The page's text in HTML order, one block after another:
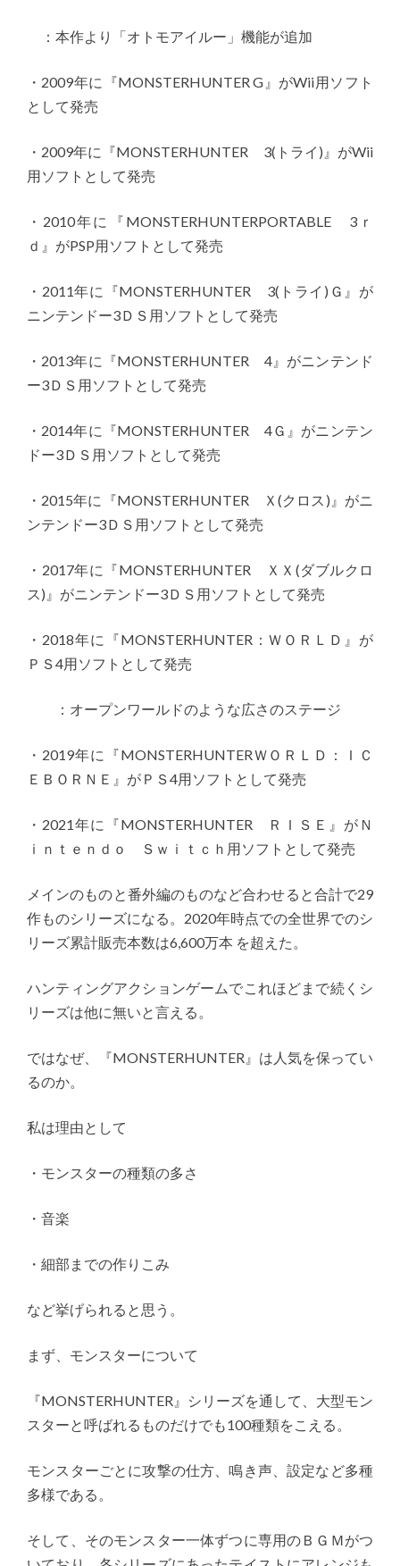
：本作より「オトモアイルー」機能が追加
・2009年に『MONSTERHUNTER G』がWii用ソフト
として発売
・2009年に『MONSTERHUNTER 3(トライ)』がWii
用ソフトとして発売
・2010年に『MONSTERHUNTERPORTABLE 3ｒ
ｄ』がPSP用ソフトとして発売
・2011年に『MONSTERHUNTER 3(トライ)Ｇ』が
ニンテンドー3ＤＳ用ソフトとして発売
・2013年に『MONSTERHUNTER 4』がニンテンド
ー3ＤＳ用ソフトとして発売
・2014年に『MONSTERHUNTER 4Ｇ』がニンテン
ドー3ＤＳ用ソフトとして発売
・2015年に『MONSTERHUNTER Ｘ(クロス)』がニ
ンテンドー3ＤＳ用ソフトとして発売
・2017年に『MONSTERHUNTER ＸＸ(ダブルクロ
ス)』がニンテンドー3ＤＳ用ソフトとして発売
・2018年に『MONSTERHUNTER：ＷＯＲＬＤ』が
ＰＳ4用ソフトとして発売
：オープンワールドのような広さのステージ
・2019年に『MONSTERHUNTERＷＯＲＬＤ：ＩＣ
ＥＢＯＲＮＥ』がＰＳ4用ソフトとして発売
・2021年に『MONSTERHUNTER ＲＩＳＥ』がＮ
ｉｎｔｅｎｄｏ Ｓｗｉｔｃｈ用ソフトとして発売
メインのものと番外編のものなど合わせると合計で29
作ものシリーズになる。2020年時点での全世界でのシ
リーズ累計販売本数は6,600万本 を超えた。
ハンティングアクションゲームでこれほどまで続くシ
リーズは他に無いと言える。
ではなぜ、『MONSTERHUNTER』は人気を保ってい
るのか。
私は理由として
・モンスターの種類の多さ
・音楽
・細部までの作りこみ
など挙げられると思う。
まず、モンスターについて
『MONSTERHUNTER』シリーズを通して、大型モン
スターと呼ばれるものだけでも100種類をこえる。
モンスターごとに攻撃の仕方、鳴き声、設定など多種
多様である。
そして、そのモンスター一体ずつに専用のＢＧＭがつ